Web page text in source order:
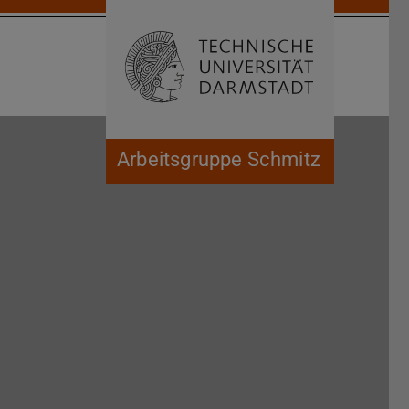
Arbeitsgruppe Schmitz
Suche öffnen